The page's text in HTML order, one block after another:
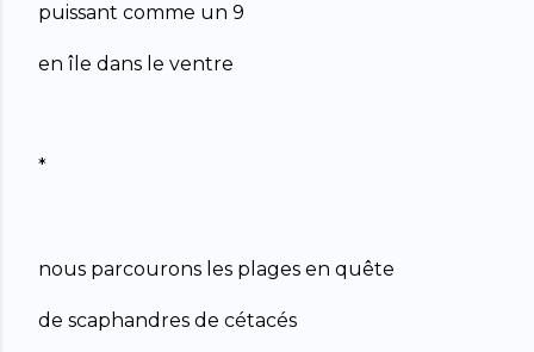
puissant comme un 9
en île dans le ventre
*
nous parcourons les plages en quête
de scaphandres de cétacés